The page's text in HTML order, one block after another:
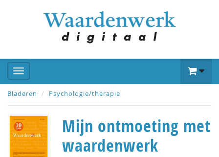
Bladeren Psychologie/therapie
Mijn ontmoeting met
waardenwerk